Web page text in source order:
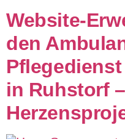
Website-
den
in Ruhstorf